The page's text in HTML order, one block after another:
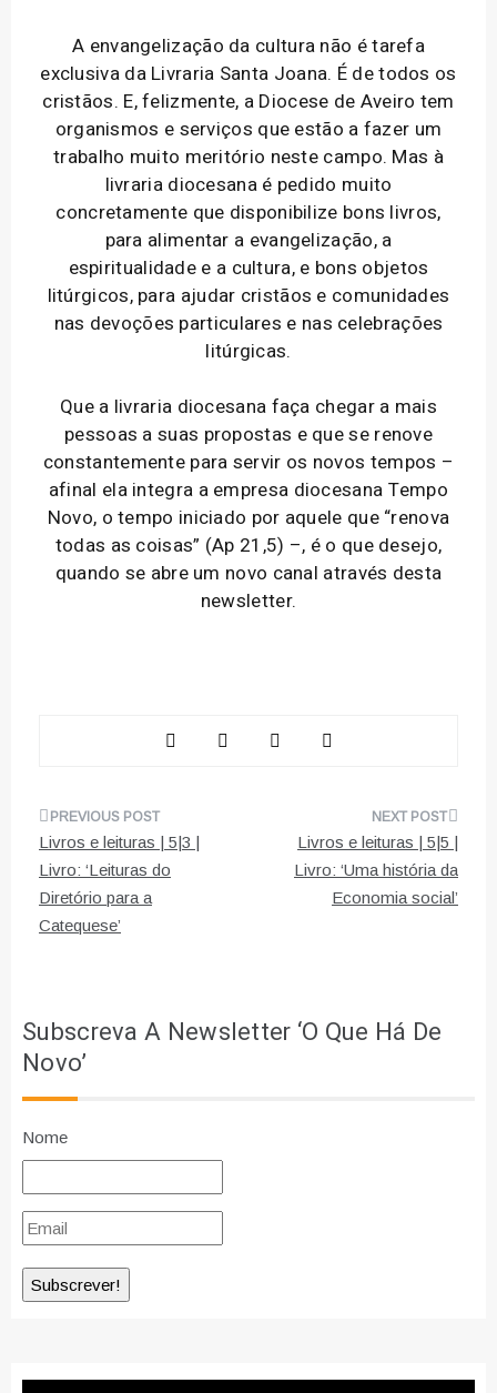
A envangelização da cultura não é tarefa
exclusiva da Livraria Santa Joana. É de todos os
cristãos. E, felizmente, a Diocese de Aveiro tem
organismos e serviços que estão a fazer um
trabalho muito meritório neste campo. Mas à
livraria diocesana é pedido muito
concretamente que disponibilize bons livros,
para alimentar a evangelização, a
espiritualidade e a cultura, e bons objetos
litúrgicos, para ajudar cristãos e comunidades
nas devoções particulares e nas celebrações
litúrgicas.
Que a livraria diocesana faça chegar a mais
pessoas a suas propostas e que se renove
constantemente para servir os novos tempos –
afinal ela integra a empresa diocesana Tempo
Novo, o tempo iniciado por aquele que “renova
todas as coisas” (Ap 21,5) –, é o que desejo,
quando se abre um novo canal através desta
newsletter.
Navegação
de
artigos
Livros e leituras | 5|3 |
Livro: ‘Leituras do
Diretório para a
Catequese’
Livros e leituras | 5|5 |
Livro: ‘Uma história da
Economia social’
Subscreva A Newsletter ‘O Que Há De
Novo’
Nome